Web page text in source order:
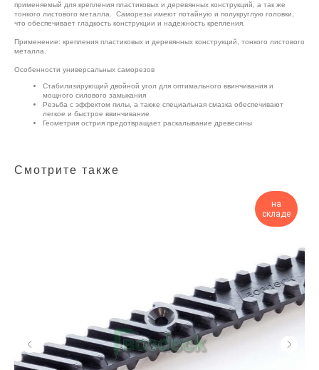
применяемый для крепления пластиковых и деревянных конструкций, а так же
тонкого листового металла. Саморезы имеют потайную и полукруглую головки,
что обеспечивает гладкость конструкции и надежность крепления.
Применение: крепления пластиковых и деревянных конструкций, тонкого листового
металла.
Особенности универсальных саморезов
Стабилизирующий двойной угол для оптимального ввинчивания и
мощного силового замыкания
Резьба с эффектом пилы, а также специальная смазка обеспечивают
легкое и быстрое ввинчивание
Геометрия острия предотвращает раскалывание древесины
Смотрите также
на
складе